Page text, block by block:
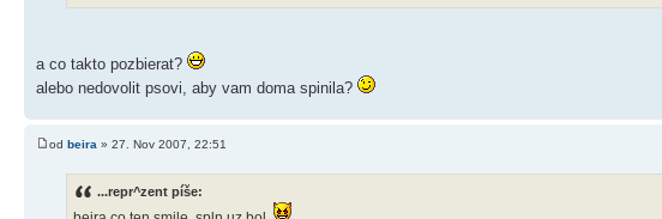
a co takto pozbierat?
alebo nedovolit psovi, aby vam doma spinila?
od beira » 27. Nov 2007, 22:51
...repr^zent píše: